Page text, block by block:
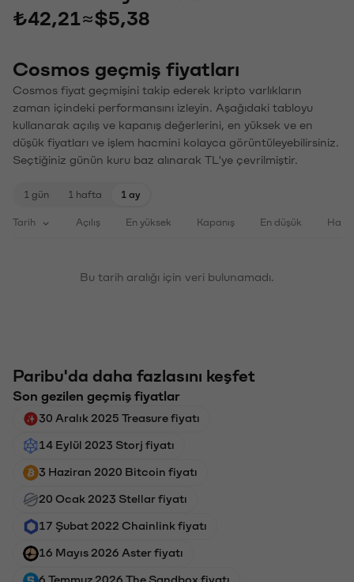
₺42,21≈$5,38
Cosmos geçmiş fiyatları
Cosmos fiyat geçmişini takip ederek kripto varlıkların
zaman içindeki performansını izleyin. Aşağıdaki tabloyu
kullanarak açılış ve kapanış değerlerini, en yüksek ve en
düşük fiyatları ve işlem hacmini kolayca görüntüleyebilirsiniz.
Seçtiğiniz günün kuru baz alınarak TL'ye çevrilmiştir.
1 gün 1 hafta 1 ay
Tarih Açılış En yüksek Kapanış En düşük
Bu tarih aralığı için veri bulunamadı.
Paribu'da daha fazlasını keşfet
Son gezilen geçmiş fiyatlar
30 Aralık 2025 Treasure fiyatı
14 Eylül 2023 Storj fiyatı
3 Haziran 2020 Bitcoin fiyatı
20 Ocak 2023 Stellar fiyatı
17 Şubat 2022 Chainlink fiyatı
16 Mayıs 2026 Aster fiyatı